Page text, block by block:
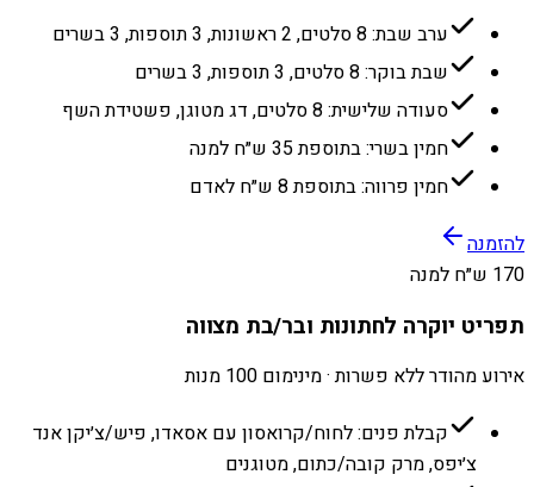
ערב שבת: 8 סלטים, 2 ראשונות, 3 תוספות, 3 בשרים
שבת בוקר: 8 סלטים, 3 תוספות, 3 בשרים
סעודה שלישית: 8 סלטים, דג מטוגן, פשטידת השף
חמין בשרי: בתוספת 35 ש״ח למנה
חמין פרווה: בתוספת 8 ש״ח לאדם
להזמנה
170 ש״ח למנה
תפריט יוקרה לחתונות ובר/בת מצווה
אירוע מהודר ללא פשרות · מינימום 100 מנות
קבלת פנים: לחוח/קרואסון עם אסאדו, פיש/צ׳יקן אנד
צ׳יפס, מרק קובה/כתום, מטוגנים